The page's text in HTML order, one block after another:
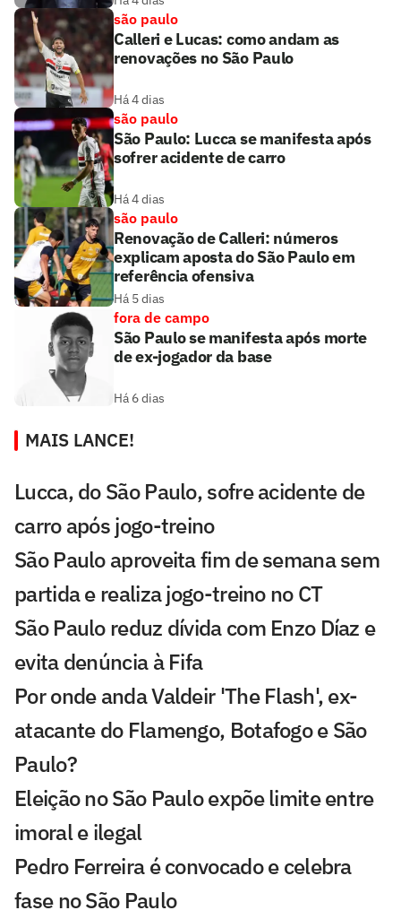
são paulo
Calleri e Lucas: como andam as
renovações no São Paulo
Há 4 dias
são paulo
São Paulo: Lucca se manifesta após
sofrer acidente de carro
Há 4 dias
são paulo
Renovação de Calleri: números
explicam aposta do São Paulo em
referência ofensiva
Há 5 dias
fora de campo
São Paulo se manifesta após morte
de ex-jogador da base
Há 6 dias
MAIS LANCE!
Lucca, do São Paulo, sofre acidente de
carro após jogo-treino
São Paulo aproveita fim de semana sem
partida e realiza jogo-treino no CT
São Paulo reduz dívida com Enzo Díaz e
evita denúncia à Fifa
Por onde anda Valdeir 'The Flash', ex-
atacante do Flamengo, Botafogo e São
Paulo?
Eleição no São Paulo expõe limite entre
imoral e ilegal
Pedro Ferreira é convocado e celebra
fase no São Paulo